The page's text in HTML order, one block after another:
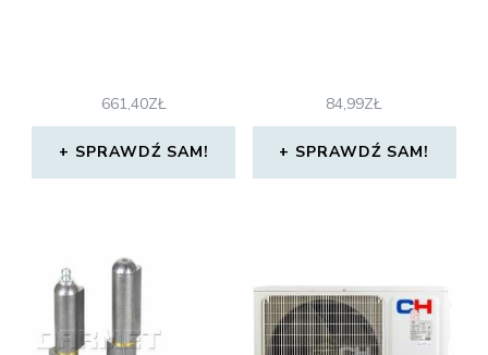
661,40ZŁ
SPRAWDŹ SAM!
84,99ZŁ
SPRAWDŹ SAM!